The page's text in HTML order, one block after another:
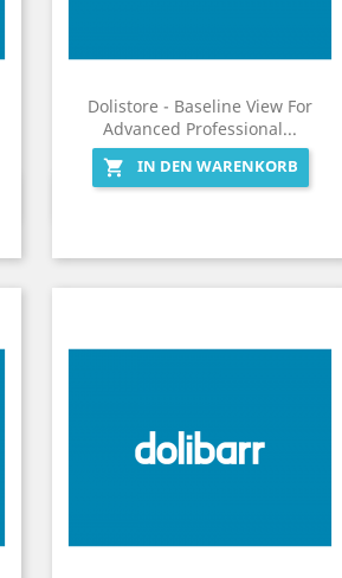
Dolistore - Baseline View For
Advanced Professional...

IN DEN WARENKORB